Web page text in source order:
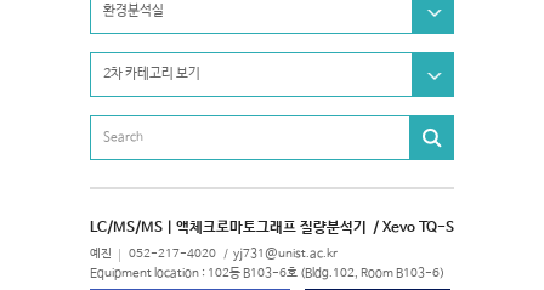
환경분석실
2차 카테고리 보기
LC/MS/MS | 액체크로마토그래프 질량분석기 / Xevo TQ-S
예진 052-217-4020 yj731@unist.ac.kr
Equipment location : 102동 B103-6호 (Bldg.102, Room B103-6)